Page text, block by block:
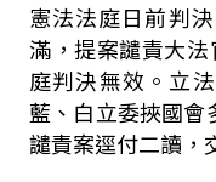
憲法法庭日前判
滿，提案譴責大
庭判決無效。立
藍、白立委挾國會
譴責案逕付二讀，